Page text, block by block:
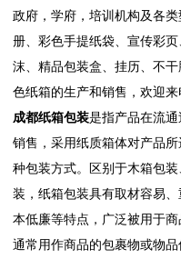
政府，学府，培训机构及各
册、彩色手提纸袋、宣传彩
沫、精品包装盒、挂历、不
色纸箱的生产和销售，欢迎
成都纸箱包装是指产品在流
销售，采用纸质箱体对产品所
种包装方式。区别于木箱包
装，纸箱包装具有取材容易
本低廉等特点，广泛被用于商
通常用作商品的包裹物或物